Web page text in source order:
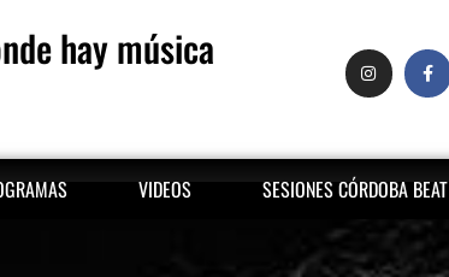
hay música
VIDEOS SESIONES CÓRDOBA BEAT